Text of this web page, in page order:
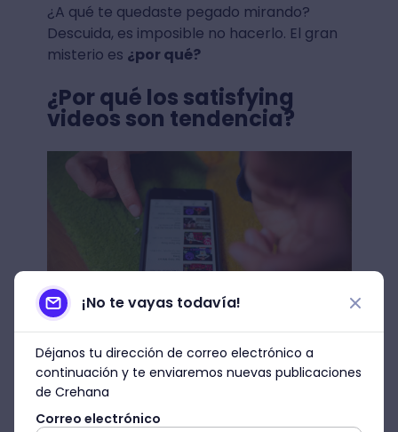
¿A qué te quedaste pegado mirando?
Descuida, es imposible no hacerlo. El gran
misterio es ¿por qué?
¿Por qué los satisfying
videos son tendencia?
Fuente: Unsplash
Las razones son diversas pero todas se
¡No te vayas todavía!
Déjanos tu dirección de correo electrónico a
continuación y te enviaremos nuevas publicaciones
de Crehana
Correo electrónico